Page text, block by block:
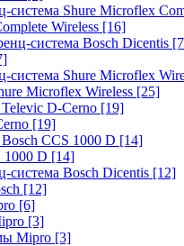
система Shure Microflex
Wireless [16]
система Bosch Dicentis
система Shure Microflex
Microflex Wireless [25]
D-Cerno [19]
[19]
CCS 1000 D [14]
1000 D [14]
система Bosch Dicentis [12]
[12]
[6]
[3]
Mipro [3]